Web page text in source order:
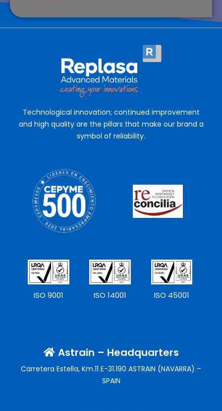
Technological innovation; continued improvement
and high quality are the pillars that make our brand a
symbol of reliability.
ISO 9001 ISO 14001 ISO 45001
Astrain – Headquarters
Carretera Estella, Km.11 E-31.190 ASTRAIN (NAVARRA) –
SPAIN